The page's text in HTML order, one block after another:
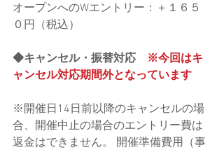
オープンへのWエントリー：＋１６５
０円（税込）
◆キャンセル・振替対応 ※今回はキ
ャンセル対応期間外となっています
※開催日14日前以降のキャンセルの場
合、開催中止の場合のエントリー費は
返金はできません。 開催準備費用（事